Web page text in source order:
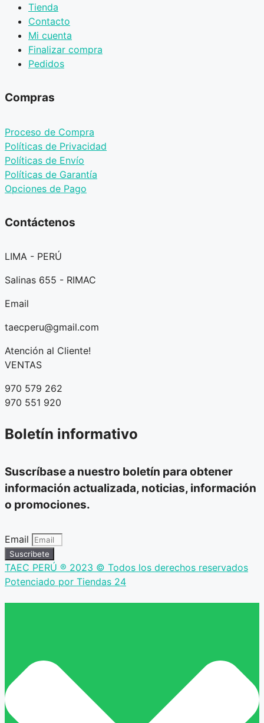
Tienda
Contacto
Mi cuenta
Finalizar compra
Pedidos
Compras
Proceso de Compra
Políticas de Privacidad
Políticas de Envío
Políticas de Garantía
Opciones de Pago
Contáctenos
LIMA - PERÚ
Salinas 655 - RIMAC
Email
taecperu@gmail.com
Atención al Cliente!
VENTAS
970 579 262
970 551 920
Boletín informativo
Suscríbase a nuestro boletín para obtener
información actualizada, noticias, información
o promociones.
Email
Suscribete
TAEC PERÚ ® 2023 © Todos los derechos reservados
Potenciado por Tiendas 24